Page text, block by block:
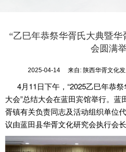
“乙巳年恭祭华胥氏大典暨
会圆满
2025-04-14 来自: 陕西华胥文化
4月11日下午，“2025乙巳年恭
大会”总结大会在蓝田宾馆举行。
胥镇有关负责同志及活动组织单位
议由蓝田县华胥文化研究会执行会长